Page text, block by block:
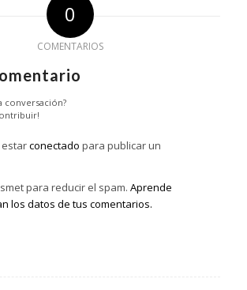
0
COMENTARIOS
conversación?
estarconectado para publicar un
para reducir el spam. Aprende
los datos de tus comentarios.